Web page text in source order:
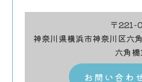
〒221-
神奈川県横浜市神奈川区
六角
お問い合わ